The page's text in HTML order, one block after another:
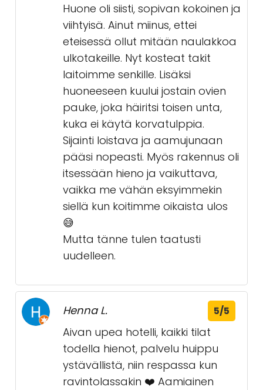
Huone oli siisti, sopivan kokoinen ja
viihtyisä. Ainut miinus, ettei
eteisessä ollut mitään naulakkoa
ulkotakeille. Nyt kosteat takit
laitoimme senkille. Lisäksi
huoneeseen kuului jostain ovien
pauke, joka häiritsi toisen unta,
kuka ei käytä korvatulppia.
Sijainti loistava ja aamujunaan
pääsi nopeasti. Myös rakennus oli
itsessään hieno ja vaikuttava,
vaikka me vähän eksyimmekin
siellä kun koitimme oikaista ulos
😅
Mutta tänne tulen taatusti
uudelleen.
Henna L. 5/5
Aivan upea hotelli, kaikki tilat
todella hienot, palvelu huippu
ystävällistä, niin respassa kun
ravintolassakin ❤️ Aamiainen